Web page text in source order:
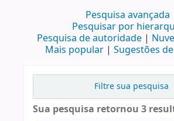
Pesquisa avançada
Pesquisar por
Pesquisa de autoridade
Mais popular
Sugestões
Filtre sua pesquisa
Sua pesquisa retornou 3